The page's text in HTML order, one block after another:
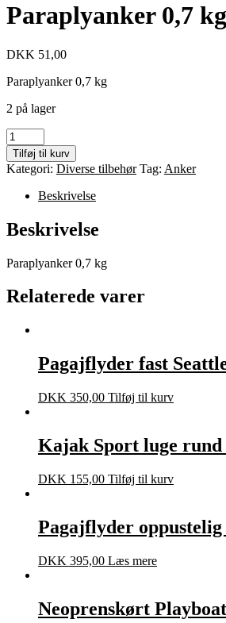
Paraplyanker 0,7 kg
DKK 51,00
Paraplyanker 0,7 kg
2 på lager
Paraplyanker
0,7
kg
antal
Tilføj til kurv
Kategori: Diverse tilbehør Tag: Anker
Beskrivelse
Beskrivelse
Paraplyanker 0,7 kg
Relaterede varer
Pagajflyder fast
DKK 350,00 Tilføj til kurv
Kajak Sport luge rund
DKK 155,00 Tilføj til kurv
Pagajflyder
DKK 395,00 Læs mere
Neoprenskørt